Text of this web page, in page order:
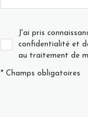
J'ai pris
confidentialité et
au traitement de
* Champs obligatoires